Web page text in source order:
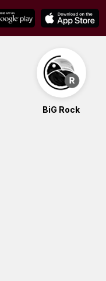
BiG Rock